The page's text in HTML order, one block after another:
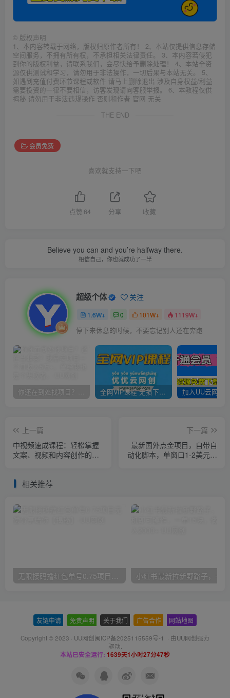
© 版权声明
1、本内容转载于网络，版权归原作者所有！ 2、本站仅提供信息存储
空间服务，不拥有所有权，不承担相关法律责任。 3、本内容若侵犯
到你的版权利益，请联系我们，会尽快给予删除处理！ 4、本站全资
源仅供测试和学习，请勿用于非法操作，一切后果与本站无关。 5、
如遇到充值付费环节课程或软件 请马上删除退出 涉及自身权益/利益
需要投资的一律不要相信，访客发现请向客服举报。 6、本教程仅供
揭秘 请勿用于非法违规操作 否则和作者 官网 无关
THE END
会员免费
喜欢就支持一下吧
点赞 64 分享 收藏
Believe you can and you’re halfway there.
相信自己，你也就成功了一半
超级个体 关注
1.6W+ 0 101W+ 1119W+
停下来休息的时候，不要忘记别人还在奔跑
你还在到处找项目？还在当韭菜？我靠卖项目一个月收入5万+，曾经我也是个失败者。 全网VIP课程 无损下载~
上一篇
中视频速成课程：轻松掌握
文案、视频和内容创作的秘
下一篇
最新国外点金项目，自带自
动化脚本，单窗口1-2美元，
相关推荐
无限接码撸红包单号0.75项目无偿分享给你【揭秘】
友链申请 免责声明 关于我们 广告合作 网站地图
Copyright © 2023 · UU网创闽ICP备2025115559号-1 · 由UU网创强力
驱动.
本站已安全运行: 1639天1小时27分47秒